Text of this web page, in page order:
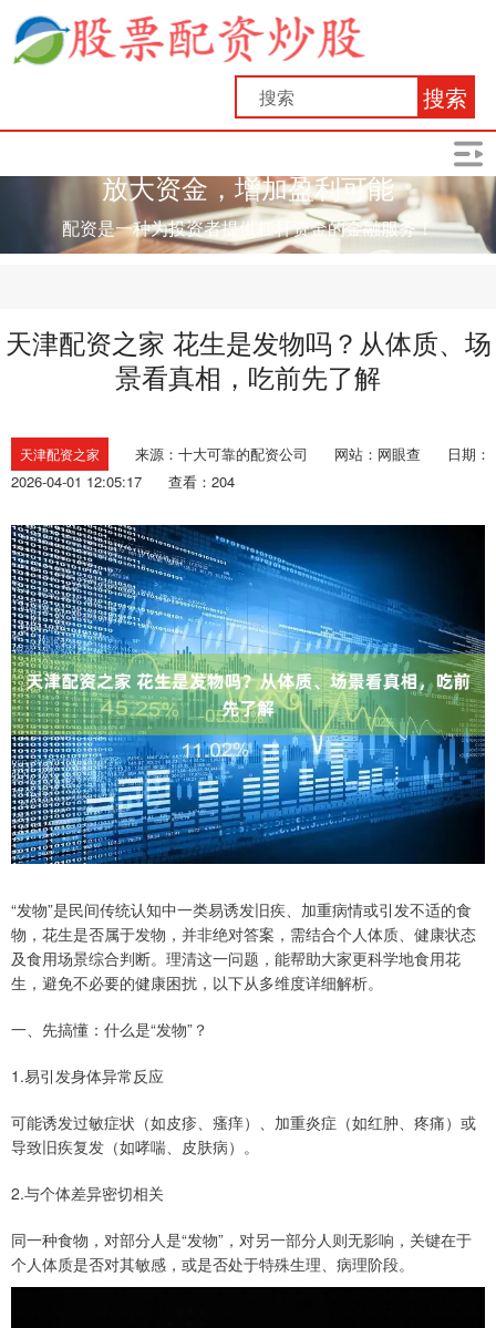
搜索
放大资金，增加盈利可能
配资是一种为投资者提供杠杆资金的金融服务！
天津配资之家 花生是发物吗？从体质、场
景看真相，吃前先了解
天津配资之家 来源：十大可靠的配资公司 网站：网眼查
日期：
2026-04-01 12:05:17
查看：204
“发物”是民间传统认知中一类易诱发旧疾、加重病情或引发不适的食
物，花生是否属于发物，并非绝对答案，需结合个人体质、健康状态
及食用场景综合判断。理清这一问题，能帮助大家更科学地食用花
生，避免不必要的健康困扰，以下从多维度详细解析。
一、先搞懂：什么是“发物”？
1.易引发身体异常反应
可能诱发过敏症状（如皮疹、瘙痒）、加重炎症（如红肿、疼痛）或
导致旧疾复发（如哮喘、皮肤病）。
2.与个体差异密切相关
同一种食物，对部分人是“发物”，对另一部分人则无影响，关键在于
个人体质是否对其敏感，或是否处于特殊生理、病理阶段。